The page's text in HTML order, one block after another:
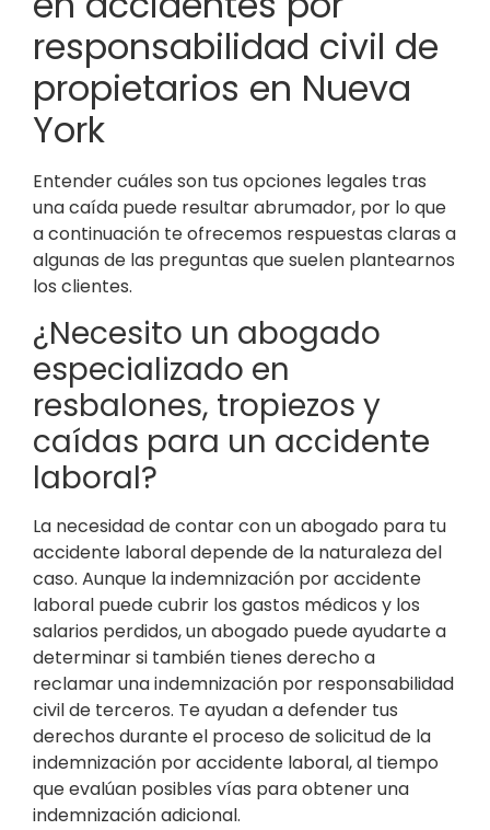
responsabilidad civil de
propietarios en Nueva
York
Entender cuáles son tus opciones legales tras
una caída puede resultar abrumador, por lo que
a continuación te ofrecemos respuestas claras a
algunas de las preguntas que suelen plantearnos
los clientes.
¿Necesito un abogado
especializado en
resbalones, tropiezos y
caídas para un accidente
laboral?
La necesidad de contar con un abogado para tu
accidente laboral depende de la naturaleza del
caso. Aunque la indemnización por accidente
laboral puede cubrir los gastos médicos y los
salarios perdidos, un abogado puede ayudarte a
determinar si también tienes derecho a
reclamar una indemnización por responsabilidad
civil de terceros. Te ayudan a defender tus
derechos durante el proceso de solicitud de la
indemnización por accidente laboral, al tiempo
que evalúan posibles vías para obtener una
indemnización adicional.